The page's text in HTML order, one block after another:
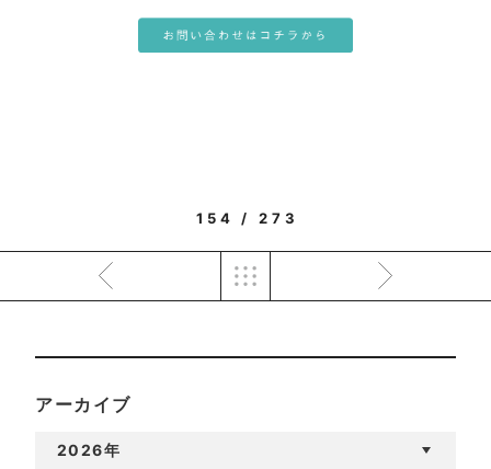
154 / 273
アーカイブ
2026年